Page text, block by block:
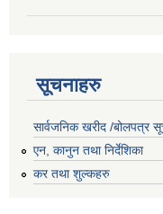
सूचनाहरु
सार्वजनिक खरीद /बोलपत्र
एन, कानुन तथा निर्देशिका
कर तथा शुल्कहरु